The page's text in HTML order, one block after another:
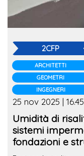
2CFP
ARCHITETTI
GEOMETRI
INGEGNERI
25 nov 2025 |
Umidità di
sistemi
fondazioni e